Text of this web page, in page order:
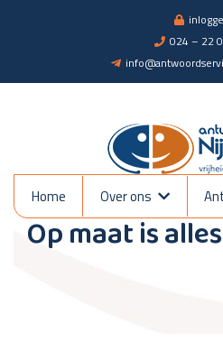
024 – 22
Home Over ons
Op maat is